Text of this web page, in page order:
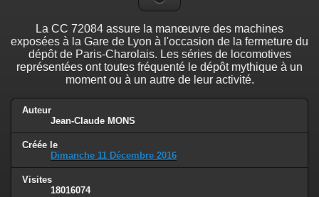
La CC 72084 assure la manœuvre des machines
exposées à la Gare de Lyon à l'occasion de la fermeture du
dépôt de Paris-Charolais. Les séries de locomotives
représentées ont toutes fréquenté le dépôt mythique à un
moment ou à un autre de leur activité.
Auteur
Jean-Claude MONS
Créée le
Dimanche 11 Décembre 2016
Visites
18016074